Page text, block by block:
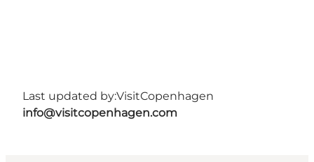
Last updated by:VisitCopenhagen
info@visitcopenhagen.com